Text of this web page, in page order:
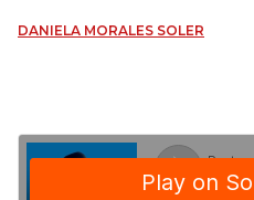
DANIELA MORALES SOLER